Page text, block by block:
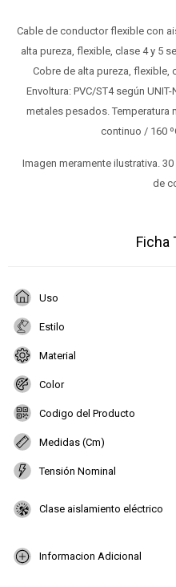
Cable de conductor flexible con
alta pureza, flexible, clase 4 y 5
Cobre de alta pureza, flexible,
Envoltura: PVC/ST4 según
metales pesados. Temperatura
continuo / 160
Imagen meramente ilustrativa.
de
Ficha
Uso
Estilo
Material
Color
Codigo del Producto
Medidas (Cm)
Tensión Nominal
Clase aislamiento eléctrico
Informacion Adicional